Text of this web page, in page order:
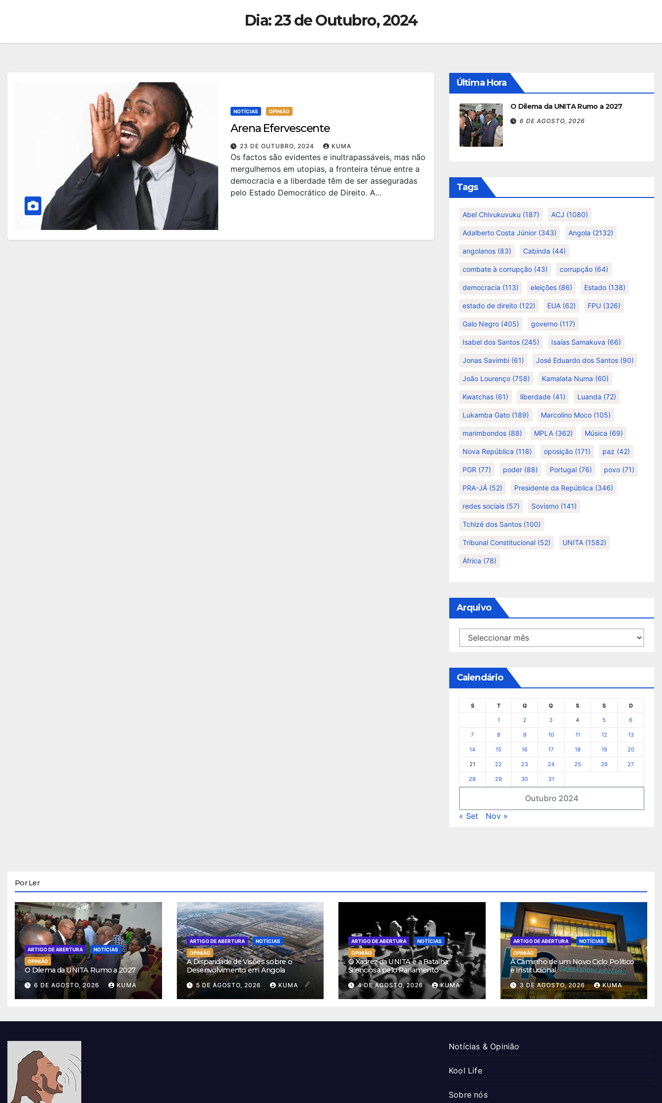
Dia:23 de Outubro, 2024
NOTÍCIAS OPINIÃO
Arena Efervescente
23 DE OUTUBRO, 2024 KUMA
Os factos são evidentes e inultrapassáveis, mas não
mergulhemos em utopias, a fronteira ténue entre a
democracia e a liberdade têm de ser asseguradas
pelo Estado Democrático de Direito. A…
Última Hora
O Dilema da UNITA Rumo a 2027
6 DE AGOSTO, 2026
Tags
Abel Chivukuvuku (187) ACJ (1080)
Adalberto Costa Júnior (343) Angola (2132)
angolanos (83) Cabinda (44)
combate à corrupção (43) corrupção (64)
democracia (113) eleições (86) Estado (138)
estado de direito (122) EUA (62) FPU (326)
Galo Negro (405) governo (117)
Isabel dos Santos (245) Isaías Samakuva (66)
Jonas Savimbi (61) José Eduardo dos Santos (90)
João Lourenço (758) Kamalata Numa (60)
Kwatchas (61) liberdade (41) Luanda (72)
Lukamba Gato (189) Marcolino Moco (105)
marimbondos (88) MPLA (362) Música (69)
Nova República (118) oposição (171) paz (42)
PGR (77) poder (88) Portugal (76) povo (71)
PRA-JÁ (52) Presidente da República (346)
redes sociais (57) Sovismo (141)
Tchizé dos Santos (100)
Tribunal Constitucional (52) UNITA (1582)
África (78)
Arquivo
Arquivo
Calendário
Outubro 2024
S T Q Q S S D
1 2 3 4 5 6
7 8 9 10 11 12 13
14 15 16 17 18 19 20
21 22 23 24 25 26 27
28 29 30 31
« Set Nov »
Por Ler
ARTIGO DE ABERTURA
NOTÍCIAS
OPINIÃO
O Dilema da UNITA Rumo a 2027
6 DE AGOSTO, 2026 KUMA
ARTIGO DE ABERTURA
NOTÍCIAS
OPINIÃO
A Disparidade de Visões sobre o
Desenvolvimento em Angola
5 DE AGOSTO, 2026 KUMA
ARTIGO DE ABERTURA
NOTÍCIAS
OPINIÃO
O Xadrez da UNITA e a Batalha
Silenciosa pelo Parlamento
4 DE AGOSTO, 2026 KUMA
ARTIGO DE ABERTURA
NOTÍCIAS
OPINIÃO
A Caminho de um Novo Ciclo Político
e Institucional
3 DE AGOSTO, 2026 KUMA
Notícias & Opinião
Kool Life
Sobre nós